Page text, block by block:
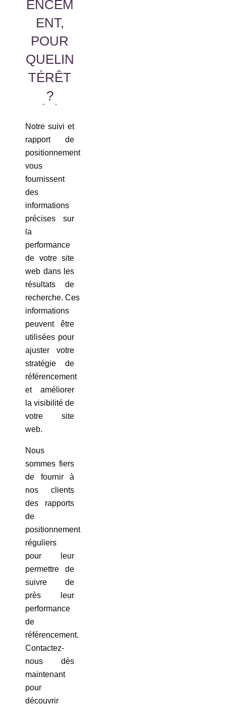
ENCEM
ENT,
POUR
QUELIN
TÉRÊT
?
Notre suivi et
rapport de
positionnement
vous
fournissent
des
informations
précises sur
la
performance
de votre site
web dans les
résultats de
recherche. Ces
informations
peuvent être
utilisées pour
ajuster votre
stratégie de
référencement
et améliorer
la visibilité de
votre site
web.
Nous
sommes fiers
de fournir à
nos clients
des rapports
de
positionnement
réguliers
pour leur
permettre de
suivre de
près leur
performance
de
référencement.
Contactez-
nous dès
maintenant
pour
découvrir